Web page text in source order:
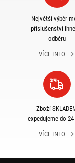
Největší výběr
příslušenství
odběru
VÍCE INFO
Zboží
expedujeme do 24
VÍCE INFO